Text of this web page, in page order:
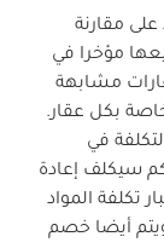
مقارنة
مؤخرا في
مشابهة
بكل عقار.
في
كم سيكلف إعادة
تكلفة المواد
أيضا خصم